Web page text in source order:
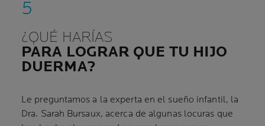
¿QUÉ HARÍAS
PARA LOGRAR QUE TU HIJO
DUERMA?
Le preguntamos a la experta en el sueño infantil, la
Dra. Sarah Bursaux, acerca de algunas locuras que